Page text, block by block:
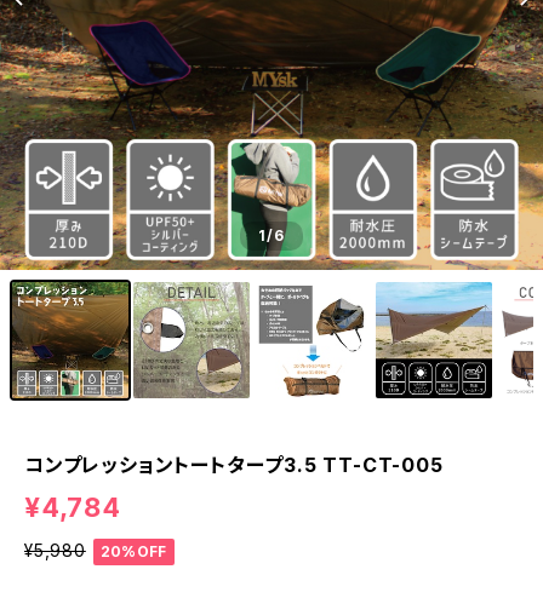
1/6
コンプレッショントートタープ3.5 TT-CT-005
¥4,784
¥5,980 20%OFF